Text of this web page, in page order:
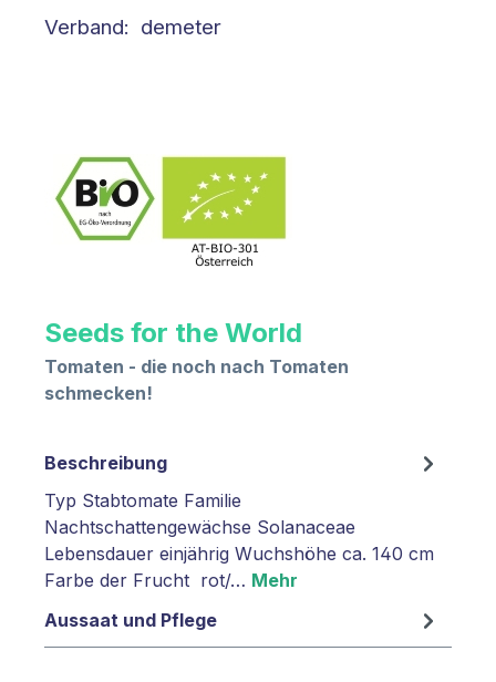
Verband: demeter
Seeds for the World
Tomaten - die noch nach Tomaten
schmecken!
Beschreibung
Typ Stabtomate Familie
Nachtschattengewächse Solanaceae
Lebensdauer einjährig Wuchshöhe ca. 140 cm
Farbe der Frucht rot/… Mehr
Aussaat und Pflege